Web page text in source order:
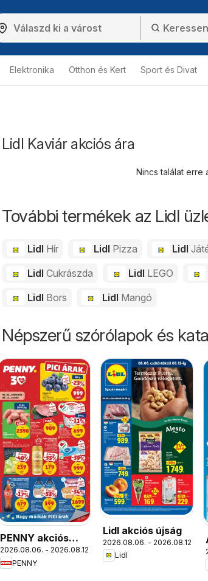
Elektronika Otthon és Kert Sport és Divat
Lidl Kaviár akciós ára
Nincs találat erre
További termékek az Lidl
Lidl Hír Lidl Pizza Lidl
Lidl Cukrászda Lidl LEGO
Lidl Bors Lidl Mangó
Népszerű szórólapok és
PENNY akciós
újság
2026.08.06. - 2026.08.12.
PENNY
Lidl akciós újság
2026.08.06. - 2026.08.12.
Lidl